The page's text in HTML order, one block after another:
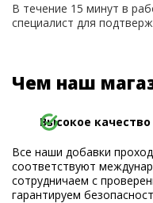
В течение 15 минут в
специалист для
Чем наш
Высокое
Все наши добавки
соответствуют
сотрудничаем с
гарантируем